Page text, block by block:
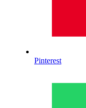
Pinterest